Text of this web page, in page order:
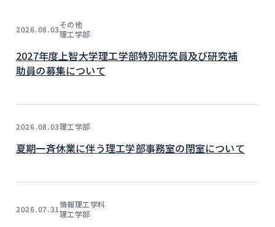
2026.08.03その他
理工学部
2027年度上智大学理工学部特別研究員及び研究補
助員の募集について
2026.08.03理工学部
夏期一斉休業に伴う理工学部事務室の閉室について
2026.07.31情報理工学科
理工学部